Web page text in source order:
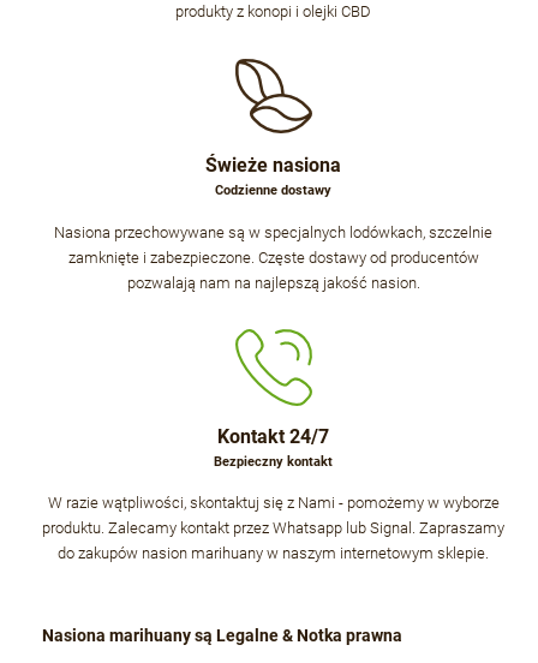
produkty z konopi i olejki CBD
Świeże nasiona
Codzienne dostawy
Nasiona przechowywane są w specjalnych lodówkach, szczelnie
zamknięte i zabezpieczone. Częste dostawy od producentów
pozwalają nam na najlepszą jakość nasion.
Kontakt 24/7
Bezpieczny kontakt
W razie wątpliwości, skontaktuj się z Nami - pomożemy w wyborze
produktu. Zalecamy kontakt przez Whatsapp lub Signal. Zapraszamy
do zakupów nasion marihuany w naszym internetowym sklepie.
Nasiona marihuany są Legalne & Notka prawna